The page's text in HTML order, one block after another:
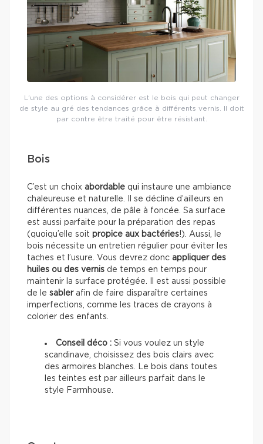
L’une des options à considérer est le bois qui peut changer
de style au gré des tendances grâce à différents vernis. Il doit
par contre être traité pour être résistant.
Bois
C’est un choix abordable qui instaure une ambiance
chaleureuse et naturelle. Il se décline d’ailleurs en
différentes nuances, de pâle à foncée. Sa surface
est aussi parfaite pour la préparation des repas
(quoiqu’elle soit propice aux bactéries!). Aussi, le
bois nécessite un entretien régulier pour éviter les
taches et l’usure. Vous devrez donc appliquer des
huiles ou des vernis de temps en temps pour
maintenir la surface protégée. Il est aussi possible
de le sablerafin de faire disparaître certaines
imperfections, comme les traces de crayons à
colorier des enfants.
Conseil déco : Si vous voulez un style
scandinave, choisissez des bois clairs avec
des armoires blanches. Le bois dans toutes
les teintes est par ailleurs parfait dans le
style Farmhouse.